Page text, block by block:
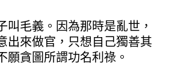
叫毛義。因為那時是亂世，
出來做官，只想自己獨善其
願貪圖所謂功名利祿。